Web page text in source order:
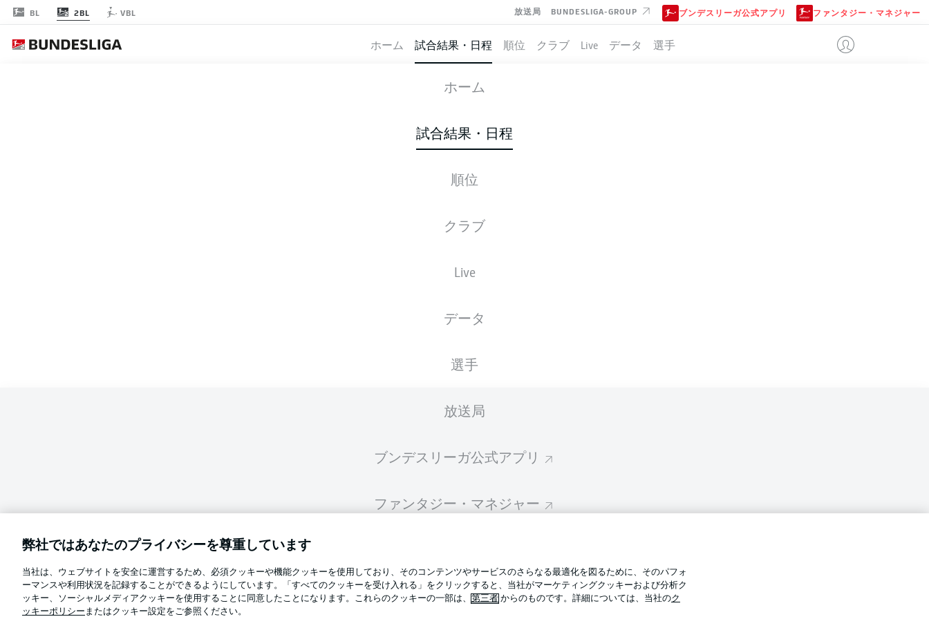
BL 2BL VBL 放送局 BUNDESLIGA-GROUP ブンデスリーガ公式アプリ ファンタジー・マネジャー
ホーム 試合結果・日程 順位 クラブ Live データ 選手
ホーム
試合結果・日程
順位
クラブ
Live
データ
選手
放送局
ブンデスリーガ公式アプリ
ファンタジー・マネジャー
言語をお選びください
日本語 Display Mode
BRAUNSCHWEIG KAISERSLAUTERN
スターティングメンバー
スターティングメンバーは試合開始の 60分前に公開されます
Football as it's meant to be
BUNDESLIGA APP
利用条件
求人
弊社ではあなたのプライバシーを尊重しています
当社は、ウェブサイトを安全に運営するため、必須クッキーや機能クッキーを使用しており、そのコンテンツやサービスのさらなる最適化を図るために、そのパフォ
ーマンスや利用状況を記録することができるようにしています。「すべてのクッキーを受け入れる」をクリックすると、当社がマーケティングクッキーおよび分析ク
ッキー、ソーシャルメディアクッキーを使用することに同意したことになります。これらのクッキーの一部は、 第三者 からのものです。詳細については、当社のク
ッキーポリシー またはクッキー設定をご参照ください。